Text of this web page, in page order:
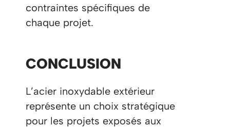
contraintes spécifiques de
chaque projet.
CONCLUSION
L’acier inoxydable extérieur
représente un choix stratégique
pour les projets exposés aux